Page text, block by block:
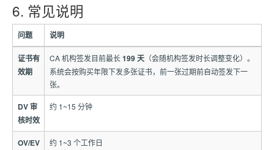
6. 常见说明
问题 说明
证书有
效期
CA 机构签发目前最长199 天（会随机构签发时长调整变化）。
系统会按购买年限下发多张证书，前一张过期前自动签发下一
张。
DV 审
核时效
约 1~15 分钟
OV/EV
约 1~3 个工作日